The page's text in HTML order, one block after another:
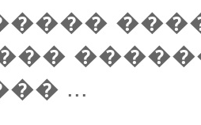
...